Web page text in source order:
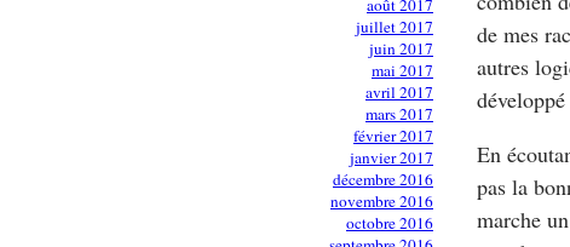
août 2017
juillet 2017
juin 2017
mai 2017
avril 2017
mars 2017
février 2017
janvier 2017
décembre 2016
novembre 2016
octobre 2016
de mes
autres
En
pas la
marche